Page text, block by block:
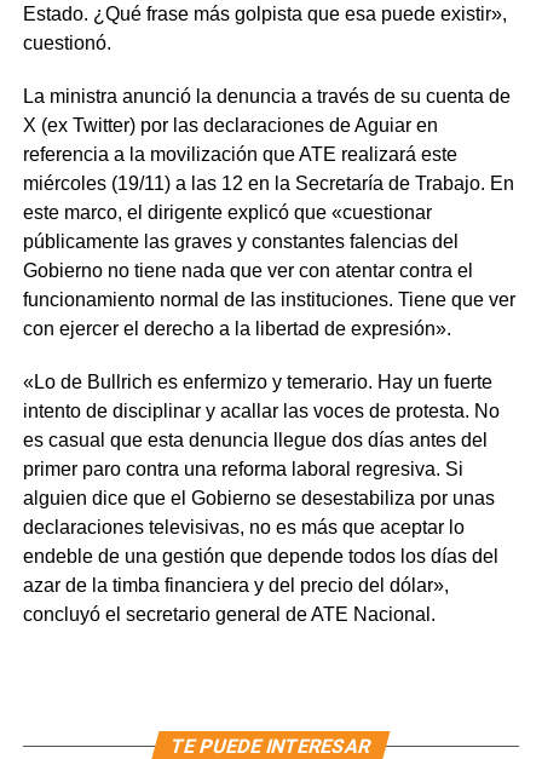
Estado. ¿Qué frase más golpista que esa puede existir»,
cuestionó.
La ministra anunció la denuncia a través de su cuenta de
X (ex Twitter) por las declaraciones de Aguiar en
referencia a la movilización que ATE realizará este
miércoles (19/11) a las 12 en la Secretaría de Trabajo. En
este marco, el dirigente explicó que «cuestionar
públicamente las graves y constantes falencias del
Gobierno no tiene nada que ver con atentar contra el
funcionamiento normal de las instituciones. Tiene que ver
con ejercer el derecho a la libertad de expresión».
«Lo de Bullrich es enfermizo y temerario. Hay un fuerte
intento de disciplinar y acallar las voces de protesta. No
es casual que esta denuncia llegue dos días antes del
primer paro contra una reforma laboral regresiva. Si
alguien dice que el Gobierno se desestabiliza por unas
declaraciones televisivas, no es más que aceptar lo
endeble de una gestión que depende todos los días del
azar de la timba financiera y del precio del dólar»,
concluyó el secretario general de ATE Nacional.
TE PUEDE INTERESAR